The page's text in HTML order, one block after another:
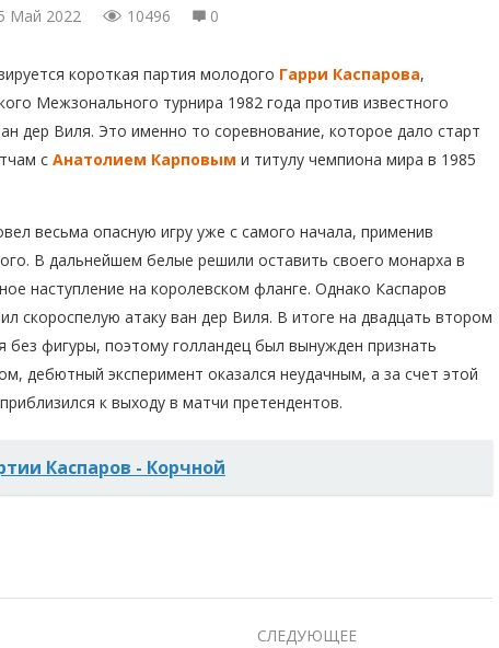
Май 2022 10496 0
короткая партия молодого Гарри Каспарова,
Межзонального турнира 1982 года против известного
дер Виля. Это именно то соревнование, которое дало старт
с Анатолием Карповым и титулу чемпиона мира в 1985
весьма опасную игру уже с самого начала, применив
В дальнейшем белые решили оставить своего монарха в
наступление на королевском фланге. Однако Каспаров
скороспелую атаку ван дер Виля. В итоге на двадцать втором
без фигуры, поэтому голландец был вынужден признать
дебютный эксперимент оказался неудачным, а за счет этой
к выходу в матчи претендентов.
Каспаров - Корчной
СЛЕДУЮЩЕЕ